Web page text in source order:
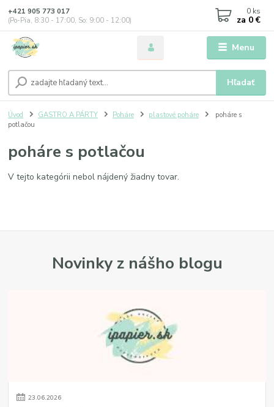
Menu
Hľadať
+421 905 773 017
(Po-Pia, 8:30 - 17:00, So: 9:00 - 12:00)
0 ks
za 0 €
Úvod GASTRO A PÁRTY Poháre plastové poháre
poháre s
potlačou
poháre s potlačou
V tejto kategórii nebol nájdený žiadny tovar.
Novinky z nášho blogu
23.06.2026